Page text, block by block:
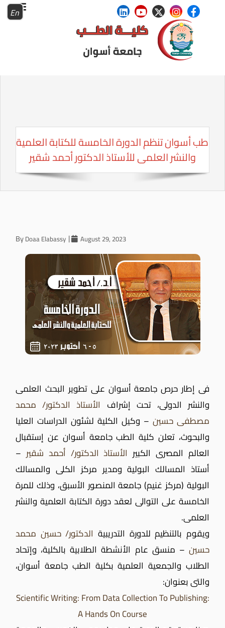
En
طب أسوان تنظم الدورة الخامسة للكتابة العلمية
والنشر العلمى للأستاذ الدكتور أحمد شقير
ByDoaa Elabassy August 29, 2023
فى إطار حرص جامعة أسوان على تطوير البحث العلمى
والنشر الدولى، تحت إشراف الأستاذ الدكتور/ محمد
مصطفى حسين – وكيل الكلية لشئون الدراسات العليا
والبحوث، تعلن كلية الطب جامعة أسوان عن إستقبال
العالم المصرى الكبير الأستاذ الدكتور/ أحمد شقير–
أستاذ المسالك البولية ومدير مركز الكلى والمسالك
البولية (مركز غنيم) جامعة المنصور الأسبق، وذلك للمرة
الخامسة على التوالى لعقد دورة الكتابة العلمية والنشر
العلمى.
ويقوم بالتنظيم للدورة التدريبية الدكتور/ حسين محمد
حسين – منسق عام الأنشطة الطلابية بالكلية، وإتحاد
الطلاب والجمعية العلمية بكلية الطب جامعة أسوان،
والتى بعنوان:
Scientific Writing: From Data Collection To Publishing:
A Hands On Course